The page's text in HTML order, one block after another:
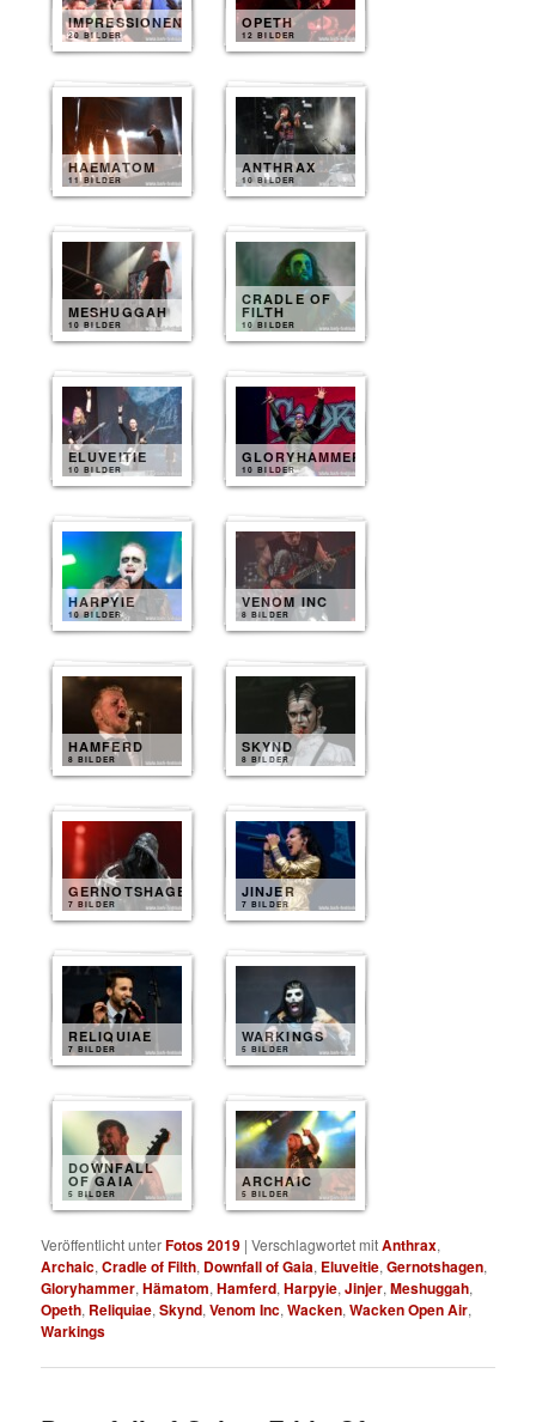
IMPRESSIONEN
20 BILDER
OPETH
12 BILDER
HAEMATOM
11 BILDER
ANTHRAX
10 BILDER
MESHUGGAH
10 BILDER
CRADLE OF
FILTH
10 BILDER
ELUVEITIE
10 BILDER
GLORYHAMMER
10 BILDER
HARPYIE
10 BILDER
VENOM INC
8 BILDER
HAMFERD
8 BILDER
SKYND
8 BILDER
GERNOTSHAGEN
7 BILDER
JINJER
7 BILDER
RELIQUIAE
7 BILDER
WARKINGS
5 BILDER
DOWNFALL
OF GAIA
5 BILDER
ARCHAIC
5 BILDER
Veröffentlicht unterFotos 2019 |Verschlagwortet mitAnthrax,
Archaic,Cradle of Filth, Downfall of Gaia, Eluveitie,Gernotshagen,
Gloryhammer,Hämatom,Hamferd,Harpyie,Jinjer,Meshuggah,
Opeth, Reliquiae,Skynd,Venom Inc,Wacken,Wacken Open Air,
Warkings